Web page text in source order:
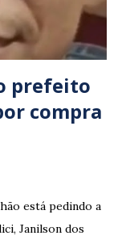
prefeito
compra
está pedindo a
Janilson dos